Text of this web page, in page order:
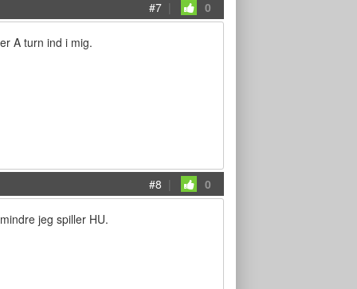
#7 | 0
A turn ind i mig.
#8 | 0
jeg spiller HU.